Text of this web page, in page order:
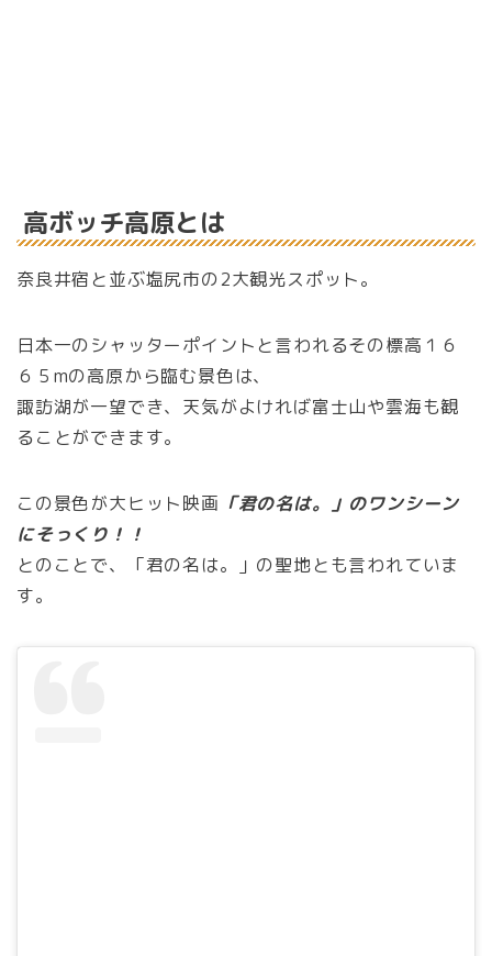
高ボッチ高原とは
奈良井宿と並ぶ塩尻市の2大観光スポット。
日本一のシャッターポイントと言われるその標高１６
６５mの高原から臨む景色は、
諏訪湖が一望でき、天気がよければ富士山や雲海も観
ることができます。
この景色が大ヒット映画 「君の名は。」のワンシーン
にそっくり！！
とのことで、「君の名は。」の聖地とも言われていま
す。